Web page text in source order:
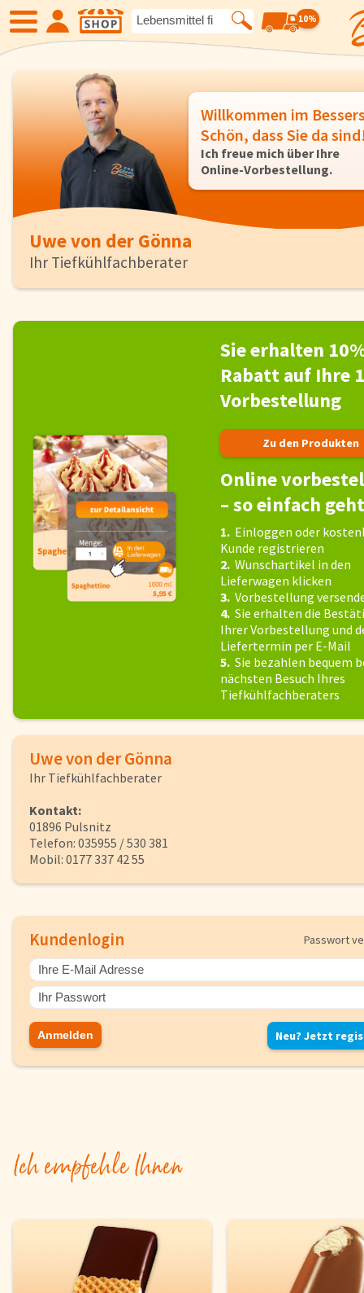
10%
Neue Produkte Angebote
Eiskrem Früchte
Gemüse
Kartoffelspezialitäten Gewürze
Fleisch
Pizzen und
Snacks
Schnelle Mahlzeiten Torten und
Brot und Brötchen
Über uns
Nährwerte & Allergene
Herkunftsländer
Lieferwagen
Startseite
Genussflyer
Impressum
AGB & Datenschutz
Registrieren
Willkommen im
Schön, dass Sie da
Ich freue mich über Ihre
Online-Vorbestellung.
Uwe von der Gönna
Ihr Tiefkühlfachberater
Sie erhalten
Rabatt auf Ihre
Vorbestellung
Zu den Produkten
Online
– so einfach
1. Einloggen oder
Kunde registrieren
2.Wunschartikel in den
Lieferwagen klicken
3.Vorbestellung
4.Sie erhalten die
Ihrer Vorbestellung und
Liefertermin per E-Mail
5.Sie bezahlen bequem
nächsten Besuch Ihres
Tiefkühlfachberaters
Uwe von der Gönna
Ihr Tiefkühlfachberater
Kontakt:
01896 Pulsnitz
Telefon: 035955 / 530 381
Mobil: 0177 337 42 55
Passwort
Kundenlogin
Neu? Jetzt
Ich empfehle Ihnen